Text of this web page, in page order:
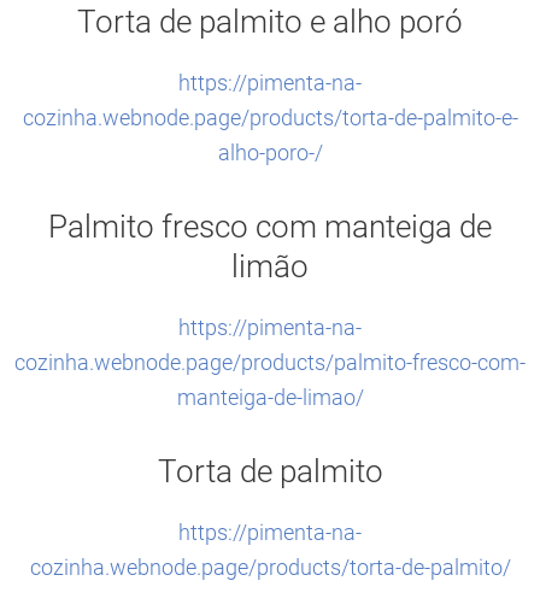
Torta de palmito e alho poró
https://pimenta-na-
cozinha.webnode.page/products/torta-de-palmito-e-
alho-poro-/
Palmito fresco com manteiga de
limão
https://pimenta-na-
cozinha.webnode.page/products/palmito-fresco-com-
manteiga-de-limao/
Torta de palmito
https://pimenta-na-
cozinha.webnode.page/products/torta-de-palmito/